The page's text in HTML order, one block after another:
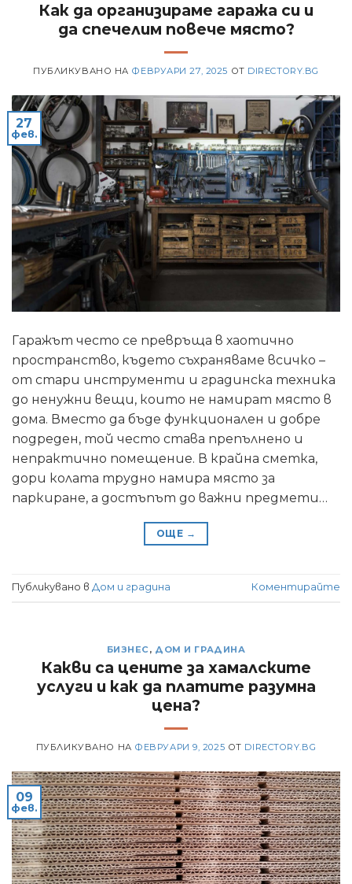
Как да организираме гаража си и
да спечелим повече място?
ПУБЛИКУВАНО НА ФЕВРУАРИ 27, 2025 ОТ DIRECTORY.BG
27
фев.
Гаражът често се превръща в хаотично
пространство, където съхраняваме всичко –
от стари инструменти и градинска техника
до ненужни вещи, които не намират място в
дома. Вместо да бъде функционален и добре
подреден, той често става препълнено и
непрактично помещение. В крайна сметка,
дори колата трудно намира място за
паркиране, а достъпът до важни предмети…
ОЩЕ →
Публикувано в Дом и градина Коментирайте
БИЗНЕС, ДОМ И ГРАДИНА
Какви са цените за хамалските
услуги и как да платите разумна
цена?
ПУБЛИКУВАНО НА ФЕВРУАРИ 9, 2025 ОТ DIRECTORY.BG
09
фев.